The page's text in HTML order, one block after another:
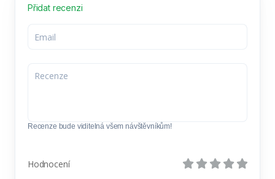
Přidat recenzi
Recenze bude viditelná všem návštěvníkům!
Hodnocení